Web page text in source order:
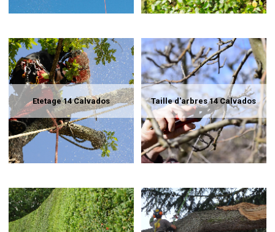
Etetage 14 Calvados Taille d'arbres 14 Calvados